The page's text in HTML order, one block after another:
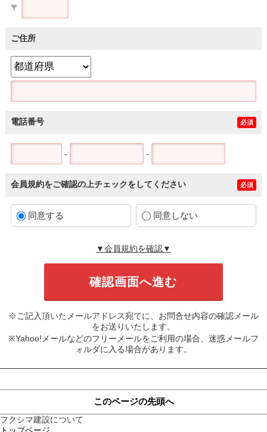
〒
ご住所
電話番号 必須
- -
会員規約をご確認の上チェックをしてください 必須
同意する 同意しない
▼会員規約を確認▼
※ご記入頂いたメールアドレス宛てに、お問合せ内容の確認メール
をお送りいたします。
※Yahoo!メールなどのフリーメールをご利用の場合、迷惑メールフ
ォルダに入る場合があります。
このページの先頭へ
フクシマ建設について
トップページ